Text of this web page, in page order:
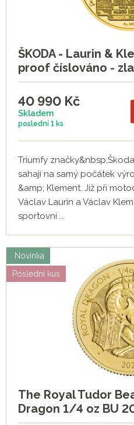
ŠKODA - Laurin &
proof číslováno -
40 990 Kč
Skladem
poslední 1 ks
Triumfy
sahají na samý počátek
&amp; Klement. Již při
Václav Laurin a Václav
sportovní ...
Novinka
Poslední kus
The Royal Tudor
Dragon 1/4 oz BU